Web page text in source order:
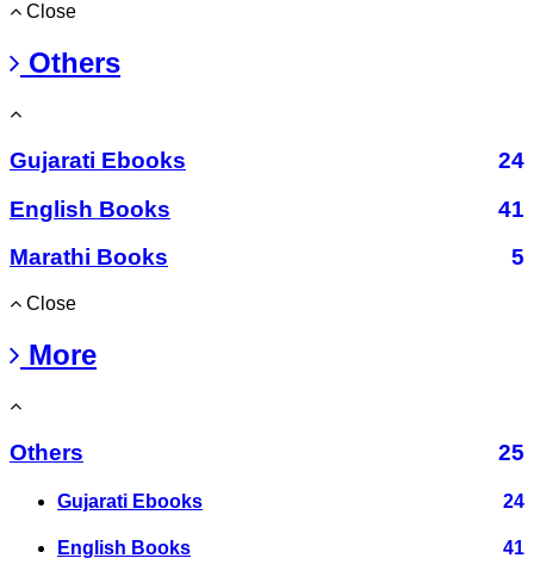
Close
Others
Gujarati Ebooks
24
English Books
41
Marathi Books
5
Close
More
Others 25
Gujarati Ebooks 24
English Books 41